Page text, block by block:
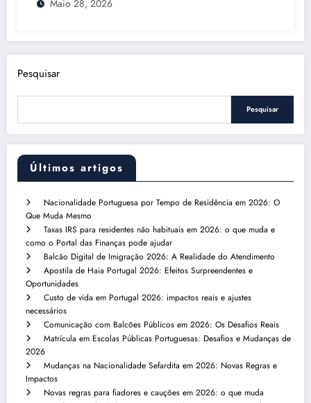
Maio 28, 2026
Pesquisar
Pesquisar
Últimos artigos
Nacionalidade Portuguesa por Tempo de Residência em 2026: O
Que Muda Mesmo
Taxas IRS para residentes não habituais em 2026: o que muda e
como o Portal das Finanças pode ajudar
Balcão Digital de Imigração 2026: A Realidade do Atendimento
Apostila de Haia Portugal 2026: Efeitos Surpreendentes e
Oportunidades
Custo de vida em Portugal 2026: impactos reais e ajustes
necessários
Comunicação com Balcões Públicos em 2026: Os Desafios Reais
Matrícula em Escolas Públicas Portuguesas: Desafios e Mudanças de
2026
Mudanças na Nacionalidade Sefardita em 2026: Novas Regras e
Impactos
Novas regras para fiadores e cauções em 2026: o que muda